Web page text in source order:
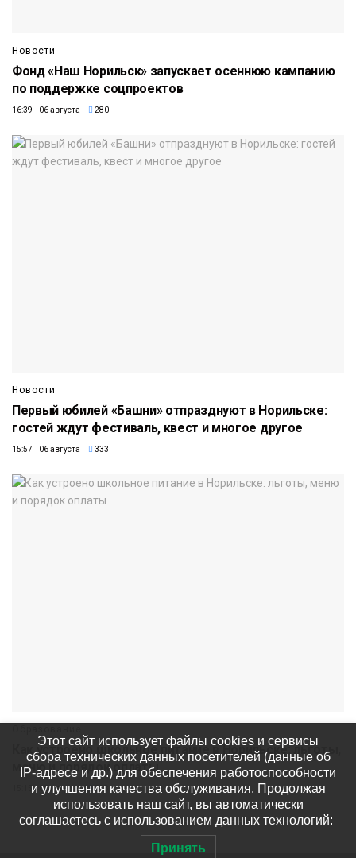
Новости
Фонд «Наш Норильск» запускает осеннюю кампанию
по поддержке соцпроектов
16:39 06 августа 280
Новости
Первый юбилей «Башни» отпразднуют в Норильске:
гостей ждут фестиваль, квест и многое другое
15:57 06 августа 333
Как устроено школьное питание в Норильске: льготы,
меню и порядок оплаты
15:15 06 августа 298
Этот сайт использует файлы cookies и сервисы
сбора технических данных посетителей (данные об
IP-адресе и др.) для обеспечения работоспособности
и улучшения качества обслуживания. Продолжая
использовать наш сайт, вы автоматически
соглашаетесь с использованием данных технологий:
Принять